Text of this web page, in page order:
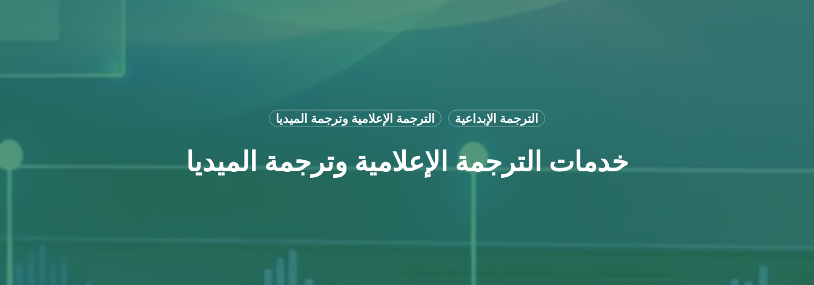
الترجمة الإبداعية الترجمة الإعلامية وترجمة الميديا
خدمات الترجمة الإعلامية وترجمة الميديا